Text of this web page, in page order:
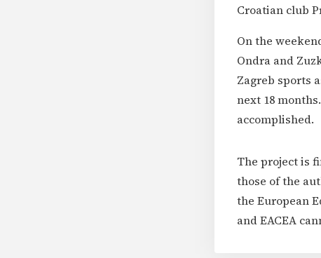
Croatian club
On the
Ondra and
Zagreb sports
next 18
accomplished.
The project is
those of the
the European
and EACEA